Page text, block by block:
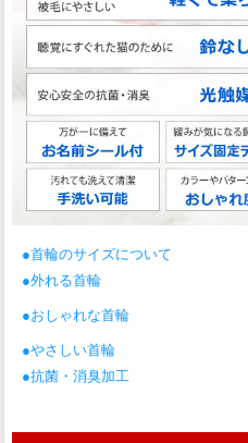
●首輪のサイズについて
●外れる首輪
●おしゃれな首輪
●やさしい首輪
●抗菌・消臭加工